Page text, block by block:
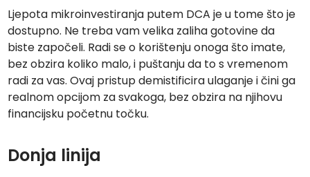
Ljepota mikroinvestiranja putem DCA je u tome što je
dostupno. Ne treba vam velika zaliha gotovine da
biste započeli. Radi se o korištenju onoga što imate,
bez obzira koliko malo, i puštanju da to s vremenom
radi za vas. Ovaj pristup demistificira ulaganje i čini ga
realnom opcijom za svakoga, bez obzira na njihovu
financijsku početnu točku.
Donja linija